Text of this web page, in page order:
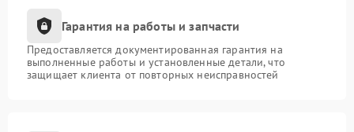
Гарантия на работы и запчасти
Предоставляется документированная гарантия на
выполненные работы и установленные детали, что
защищает клиента от повторных неисправностей